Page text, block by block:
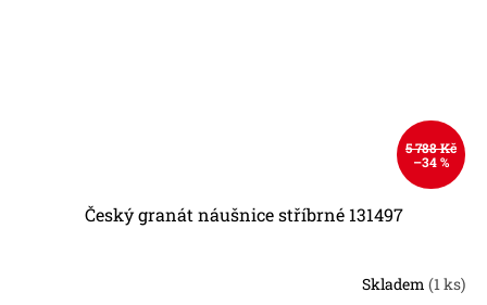
5 788 Kč
–34 %
Český granát náušnice stříbrné 131497
Skladem (1 ks)